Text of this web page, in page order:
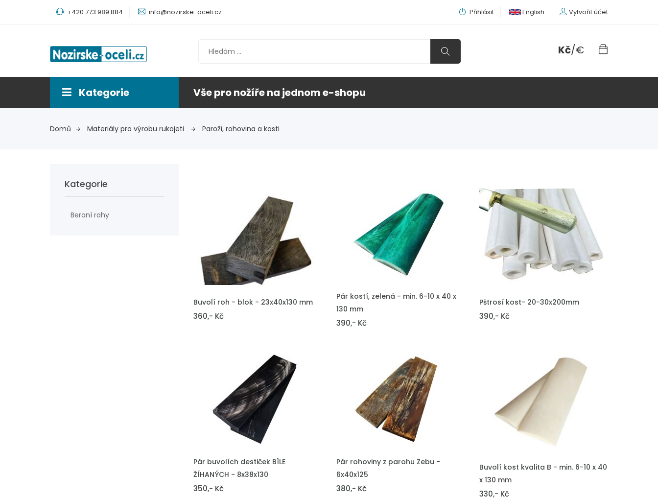
+420 773 989 884 info@nozirske-oceli.cz Přihlásit English Vytvořit účet
Kč/€
Kategorie Vše pro nožíře na jednom e-shopu
Domů Materiály pro výrobu rukojeti Paroží, rohovina a kosti
Kategorie
Beraní rohy
VLOŽIT DO KOŠÍKU
Buvolí roh - blok - 23x40x130 mm
360,- Kč
VLOŽIT DO KOŠÍKU
Pár kostí, zelená - min. 6-10 x 40 x
130 mm
390,- Kč
VLOŽIT DO KOŠÍKU
Pštrosí kost- 20-30x200mm
390,- Kč
VLOŽIT DO KOŠÍKU
Pár buvolích destiček BÍLE
ŽÍHANÝCH - 8x38x130
350,- Kč
VLOŽIT DO KOŠÍKU
Pár rohoviny z parohu Zebu -
6x40x125
380,- Kč
VLOŽIT DO KOŠÍKU
Buvolí kost kvalita B - min. 6-10 x 40
x 130 mm
330,- Kč